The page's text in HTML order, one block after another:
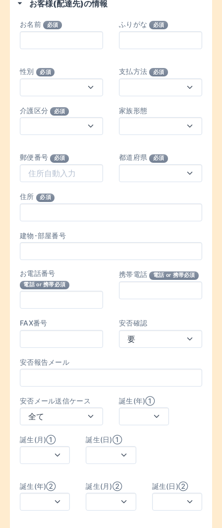
お客様(配達先)の情報
お名前 必須 ふりがな 必須
性別 必須 支払方法 必須
介護区分 必須 家族形態
郵便番号 必須 都道府県 必須
住所 必須
建物･部屋番号
お電話番号
電話 or 携帯必須
携帯電話 電話 or 携帯必須
FAX番号 安否確認
安否報告メール
安否メール送信ケース 誕生(年)①
誕生(月)① 誕生(日)①
誕生(年)② 誕生(月)② 誕生(日)②